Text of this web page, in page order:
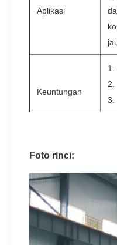
Aplikasi
Keuntungan
1.
2.
3.
Foto rinci: